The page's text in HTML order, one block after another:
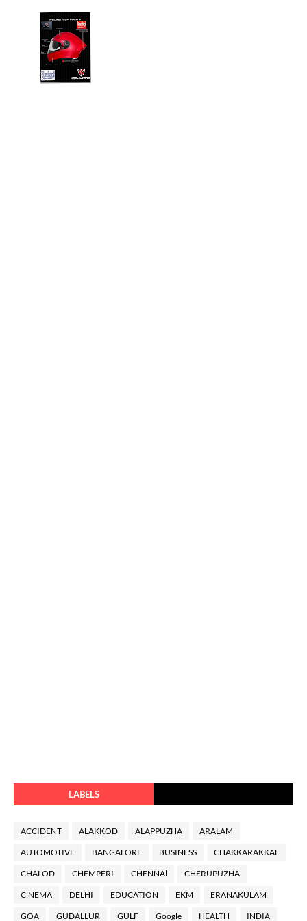
LABELS
ACCIDENT ALAKKOD ALAPPUZHA ARALAM
AUTOMOTIVE BANGALORE BUSINESS CHAKKARAKKAL
CHALOD CHEMPERI CHENNAl CHERUPUZHA
ClNEMA DELHI EDUCATION EKM ERANAKULAM
GOA GUDALLUR GULF Google HEALTH INDIA